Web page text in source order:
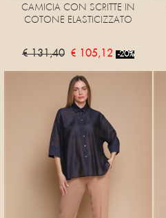
CAMICIA CON SCRITTE IN
COTONE ELASTICIZZATO
€ 131,40 € 105,12 -20%